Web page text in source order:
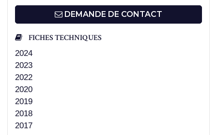
DEMANDE DE CONTACT
FICHES TECHNIQUES
2024
2023
2022
2020
2019
2018
2017